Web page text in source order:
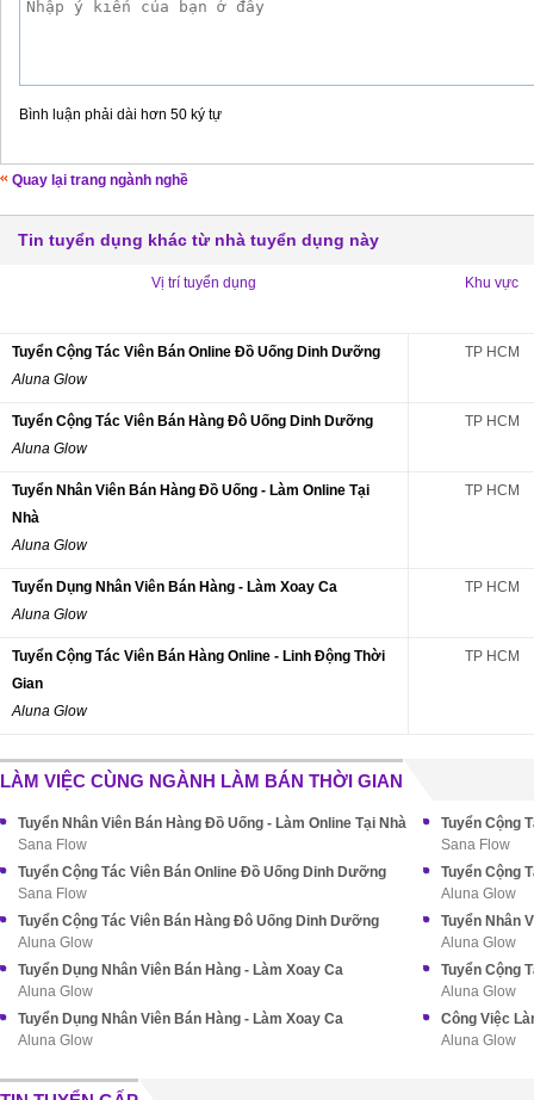
Bình luận phải dài hơn 50 ký tự
Quay lại trang ngành nghề
Tin tuyển dụng khác từ nhà tuyển dụng này
Vị trí tuyển dụng Khu vực
Tuyển Cộng Tác Viên Bán Online Đồ Uống Dinh Dưỡng
Aluna Glow
TP HCM
Tuyển Cộng Tác Viên Bán Hàng Đô Uống Dinh Dưỡng
Aluna Glow
TP HCM
Tuyển Nhân Viên Bán Hàng Đồ Uống - Làm Online Tại
Nhà
Aluna Glow
TP HCM
Tuyển Dụng Nhân Viên Bán Hàng - Làm Xoay Ca
Aluna Glow
TP HCM
Tuyển Cộng Tác Viên Bán Hàng Online - Linh Động Thời
Gian
Aluna Glow
TP HCM
LÀM VIỆC CÙNG NGÀNH LÀM BÁN THỜI GIAN
Tuyển Nhân Viên Bán Hàng Đồ Uống - Làm Online Tại Nhà
Sana Flow
Sana Flow
Tuyển Cộng Tác Viên Bán Online Đồ Uống Dinh Dưỡng
Sana Flow
Tuyển Cộng
Aluna Glow
Tuyển Cộng Tác Viên Bán Hàng Đô Uống Dinh Dưỡng
Aluna Glow
Tuyển Nhân
Aluna Glow
Tuyển Dụng Nhân Viên Bán Hàng - Làm Xoay Ca
Aluna Glow
Aluna Glow
Tuyển Dụng Nhân Viên Bán Hàng - Làm Xoay Ca
Aluna Glow
Công Việc
Aluna Glow